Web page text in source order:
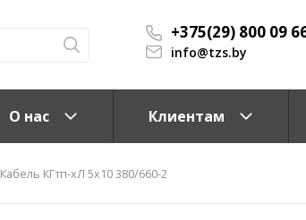
+375(29) 800 09
info@tzs.by
О нас Клиентам
Кабель КГтп-xЛ 5x10 380/660-2